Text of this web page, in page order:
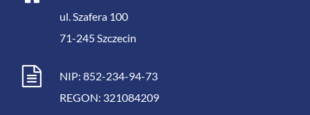
ul. Szafera 100
71-245Szczecin
NIP: 852-234-94-73
REGON: 321084209